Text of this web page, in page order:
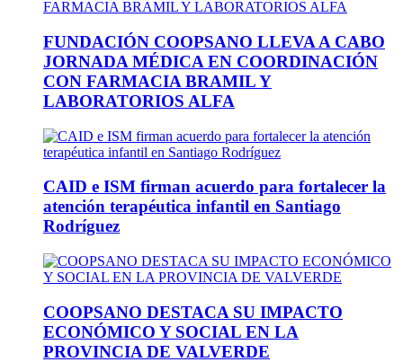
FUNDACIÓN COOPSANO LLEVA A CABO
JORNADA MÉDICA EN COORDINACIÓN
CON FARMACIA BRAMIL Y
LABORATORIOS ALFA
CAID e ISM firman acuerdo para fortalecer la
atención terapéutica infantil en Santiago
Rodríguez
COOPSANO DESTACA SU IMPACTO
ECONÓMICO Y SOCIAL EN LA
PROVINCIA DE VALVERDE